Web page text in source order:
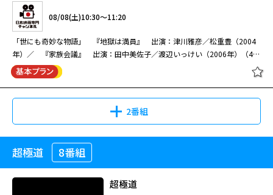
前作より3年ぶりに帰ってきた夜食誘惑ドラマの決定版、「深夜食堂」シリ
ーズの第3弾。もはや名物となった番組最後でのレシピ紹介は、パワーアッ
プして今回も健在！
08/21(金)22:55～23:55
みたび開店します。 前作より3年ぶりに帰ってきた夜食誘惑ドラマの決定
後でのレシピ紹介は、パワーアップして今回も健在！ 繁華街の片隅の小さ
08/08(土)10:30～11:20
「世にも奇妙な物語」 『地獄は満員』 出演：津川雅彦／松重豊（2004
年）／ 『家族会議』 出演：田中美佐子／渡辺いっけい（2006年）（44
分）
2番組
超極道 8番組
超極道